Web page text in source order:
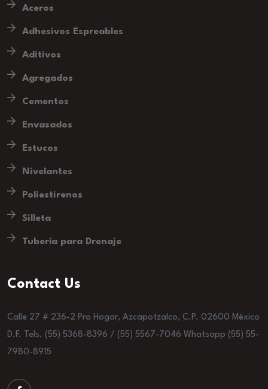
Aceros
Adhesivos Espreables
Aditivos
Agregados
Cementos
Envasados
Estucos
Nivelantes
Poliestirenos
Silleta
Tubería para Drenaje
Contact Us
Calle 27 # 236-2 Pro Hogar, Azcapotzalco, C.P. 02600 México
D.F. Tels. (55) 5368-8396 / (55) 5567-7046 Whatsapp (55) 55-
7980-8915